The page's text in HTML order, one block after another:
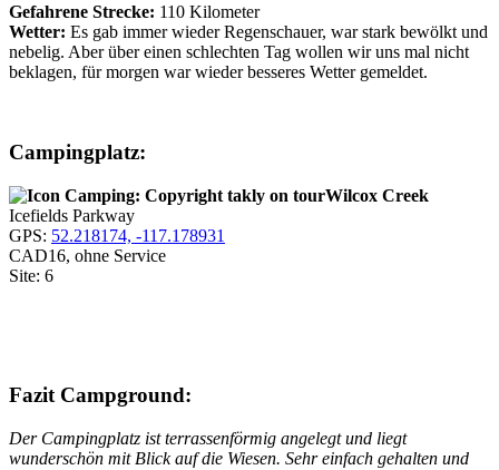
Gefahrene Strecke: 110 Kilometer
Wetter: Es gab immer wieder Regenschauer, war stark bewölkt und
nebelig. Aber über einen schlechten Tag wollen wir uns mal nicht
beklagen, für morgen war wieder besseres Wetter gemeldet.
Campingplatz:
Wilcox Creek
Icefields Parkway
GPS: 52.218174, -117.178931
CAD16, ohne Service
Site: 6
Fazit Campground:
Der Campingplatz ist terrassenförmig angelegt und liegt
wunderschön mit Blick auf die Wiesen. Sehr einfach gehalten und